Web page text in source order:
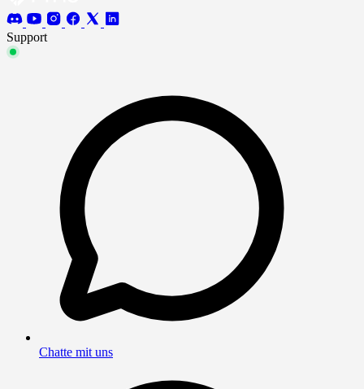
Support
Chatte mit uns